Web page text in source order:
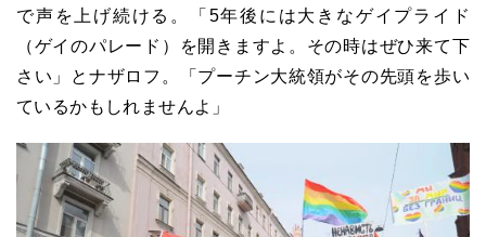
で声を上げ続ける。「5年後には大きなゲイプライド
（ゲイのパレード）を開きますよ。その時はぜひ来て下
さい」とナザロフ。「プーチン大統領がその先頭を歩い
ているかもしれませんよ」